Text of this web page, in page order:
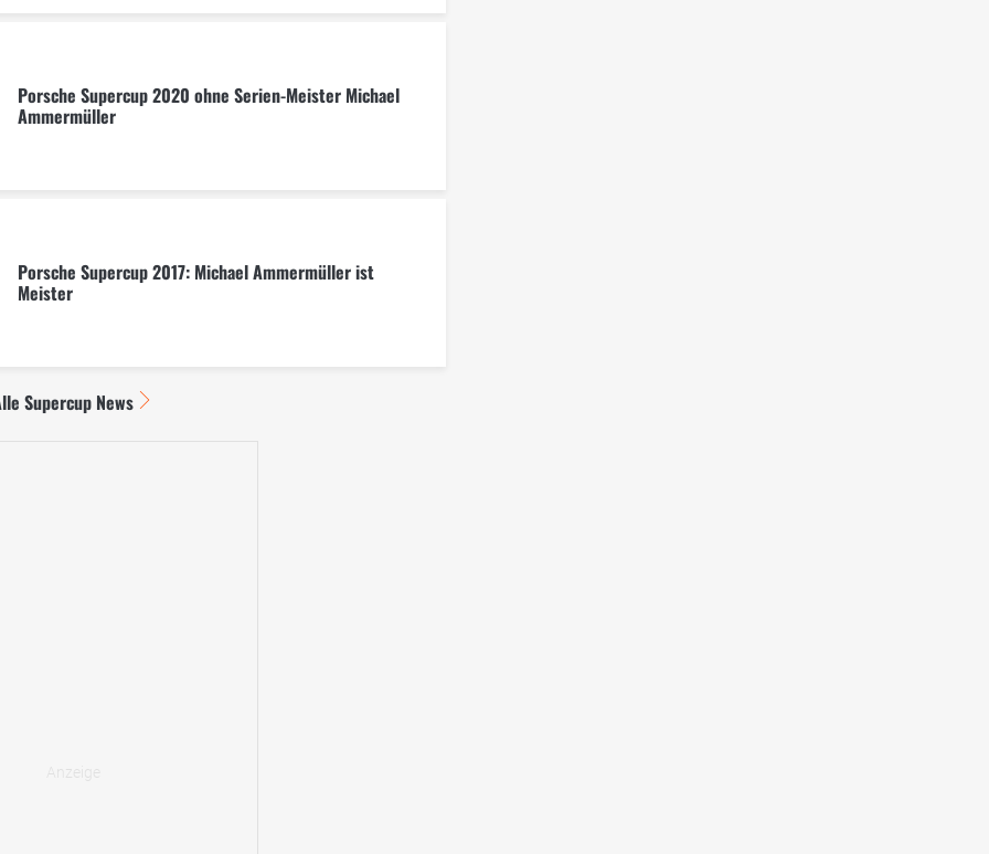
Porsche Supercup 2020 ohne Serien-Meister Michael
Ammermüller
Porsche Supercup 2017: Michael Ammermüller ist
Meister
Supercup News